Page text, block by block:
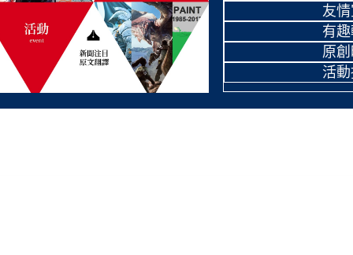
友
有
原
活